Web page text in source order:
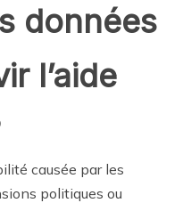
données
l’aide
causée par les
politiques ou